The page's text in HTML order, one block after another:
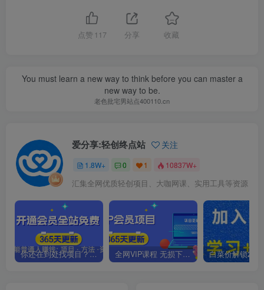
点赞 117 分享 收藏
You must learn a new way to think before you can master a
new way to be.
老色批宅男站点400110.cn
爱分享:轻创终点站 关注
1.8W+ 0 1 10837W+
汇集全网优质轻创项目、大咖网课、实用工具等资源
你还在到处找项目？还在当韭菜？我靠卖项目一个月收入5万+，曾经我也是个失败者。 全网VIP课程 无损下载~.~